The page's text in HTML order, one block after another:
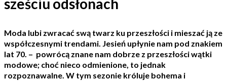
sześciu odsłonach
Moda lubi zwracać swą twarz ku przeszłości i mieszać ją ze
współczesnymi trendami. Jesień upłynie nam pod znakiem
lat 70. – powrócą znane nam dobrze z przeszłości wątki
modowe; choć nieco odmienione, to jednak
rozpoznawalne. W tym sezonie króluje bohema i